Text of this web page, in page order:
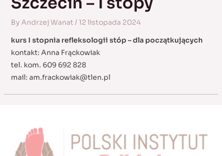
By Andrzej Wanat/12 listopada 2024
kurs I stopnia refleksologii stóp – dla początkujących
kontakt: Anna Frąckowiak
tel. kom. 609 692 828
mail: am.frackowiak@tlen.pl